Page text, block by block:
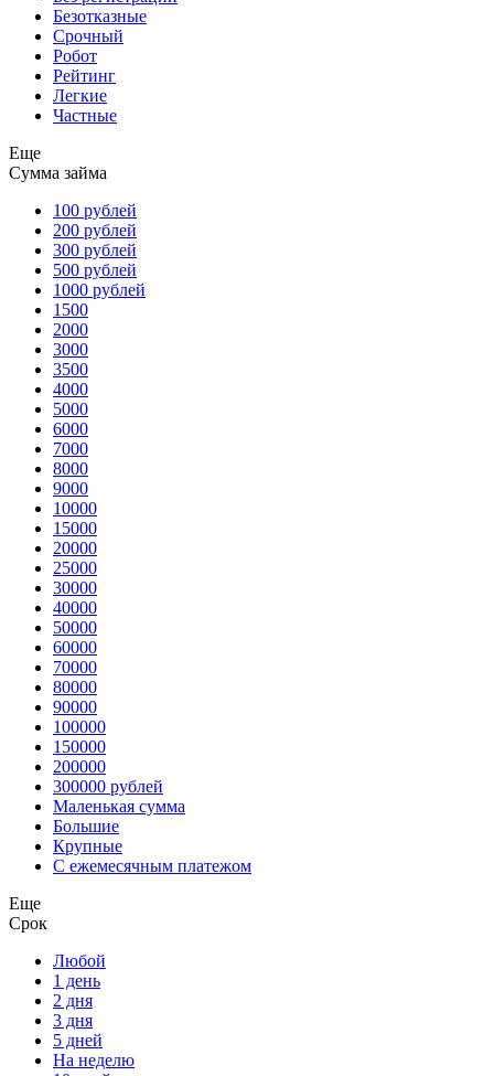
Безотказные
Срочный
Робот
Рейтинг
Легкие
Частные
Еще
Сумма займа
100 рублей
200 рублей
300 рублей
500 рублей
1000 рублей
1500
2000
3000
3500
4000
5000
6000
7000
8000
9000
10000
15000
20000
25000
30000
40000
50000
60000
70000
80000
90000
100000
150000
200000
300000 рублей
Маленькая сумма
Большие
Крупные
С ежемесячным платежом
Еще
Срок
Любой
1 день
2 дня
3 дня
5 дней
На неделю